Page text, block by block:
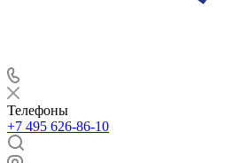
Телефоны
+7 495 626-86-10